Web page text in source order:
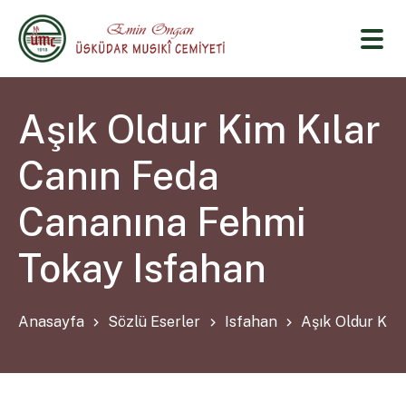
Aşık Oldur Kim Kılar
Canın Feda
Cananına Fehmi
Tokay Isfahan
Anasayfa Sözlü Eserler Isfahan Aşık Oldur